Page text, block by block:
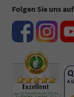
Folgen Sie uns auf